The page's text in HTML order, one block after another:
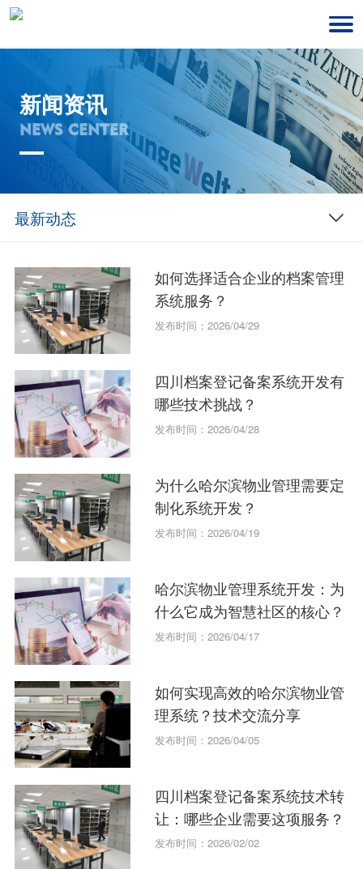
新闻资讯
NEWS CENTER
最新动态
如何选择适合企业的档案管理
系统服务？
发布时间：2026/04/29
四川档案登记备案系统开发有
哪些技术挑战？
发布时间：2026/04/28
为什么哈尔滨物业管理需要定
制化系统开发？
发布时间：2026/04/19
哈尔滨物业管理系统开发：为
什么它成为智慧社区的核心？
发布时间：2026/04/17
如何实现高效的哈尔滨物业管
理系统？技术交流分享
发布时间：2026/04/05
四川档案登记备案系统技术转
让：哪些企业需要这项服务？
发布时间：2026/02/02